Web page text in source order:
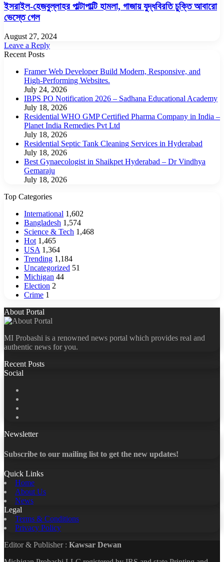
ইসরাইল-হেজবুল্লাহর পাল্টাপাল্টি হামলা, গাজায় যুদ্ধবিরতি চুক্তি আবারো
ভেস্তে গেল
August 27, 2024
Leave a Reply
Recent Posts
Framer Web Developer Build Modern, Responsive, and
High-Performing Websites.
July 24, 2026
IBPS PO Notification 2026 – Sadhana Educational Academy
July 18, 2026
Residential WHO GMP Certified Pharma Company in India –
Planet India Remedies Pvt Ltd
July 18, 2026
Residential Septic Tank Cleaning Services in Hyderabad
July 18, 2026
Best Gynaecologist in Shaikpet Hyderabad – Dr Vindhya
Gemaraju
July 18, 2026
Top Categories
International 1,602
Bangladesh 1,574
Science & Tech 1,468
Hot 1,465
USA 1,364
Trending 1,184
Uncategorized 51
Michigan 44
Election 2
Crime 1
About Portal
MI Probashi is a renowned news portal which provides real and
authentic news for you.
Recent Posts
Social
Newsletter
Subscribe to our mailing list to get the new updates!
Quick Links
Home
About Us
News
Legal
Terms & Conditions
Privacy Policy
Editor & Publisher : Kawsar Dewan